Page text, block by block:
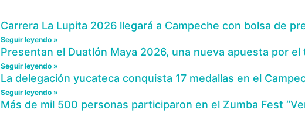
Carrera La Lupita 2026 llegará a Campeche con bolsa de
Seguir leyendo »
Presentan el Duatlón Maya 2026, una nueva apuesta por
Seguir leyendo »
La delegación yucateca conquista 17 medallas en el
Seguir leyendo »
Más de mil 500 personas participaron en el Zumba Fest